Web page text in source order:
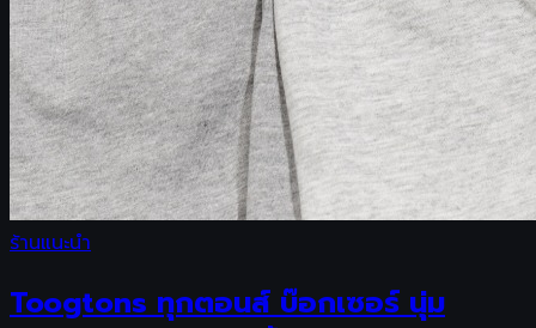
ร้านแนะนำ
Toogtons ทุกตอนส์ บ๊อกเซอร์ นุ่ม